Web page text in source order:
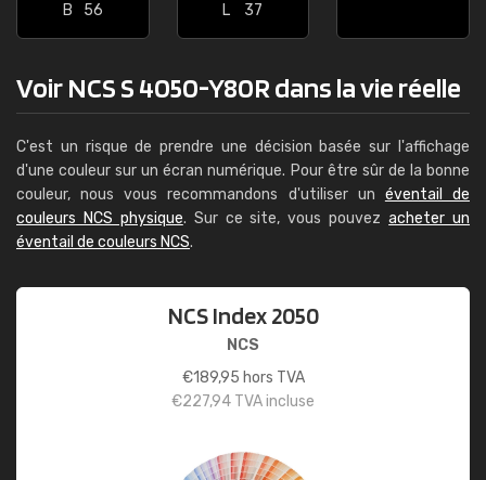
B
56
L
37
Voir NCS S 4050-Y80R dans la vie réelle
C'est un risque de prendre une décision basée sur l'affichage
d'une couleur sur un écran numérique. Pour être sûr de la bonne
couleur, nous vous recommandons d'utiliser un éventail de
couleurs NCS physique. Sur ce site, vous pouvezacheter un
éventail de couleurs NCS.
NCS Index 2050
NCS
€189,95 hors TVA
€227,94 TVA incluse